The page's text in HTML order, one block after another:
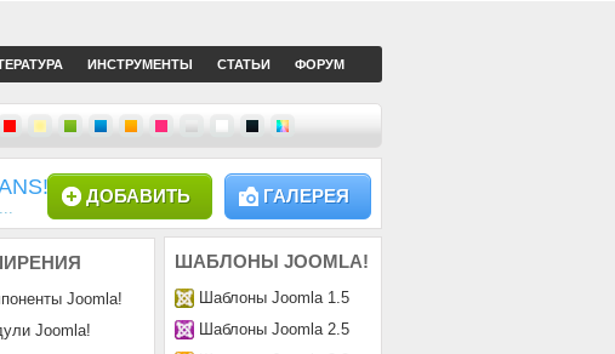
ИНСТРУМЕНТЫ СТАТЬИ ФОРУМ
ГАЛЕРЕЯ
ДОБАВИТЬ
ШАБЛОНЫ JOOMLA!
Шаблоны Joomla 1.5
Шаблоны Joomla 2.5
Joomla!
Joomla!